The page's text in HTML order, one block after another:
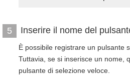
5 Inserire il nome del
È possibile registrare un pulsante
Tuttavia, se si inserisce un nome,
pulsante di selezione veloce.